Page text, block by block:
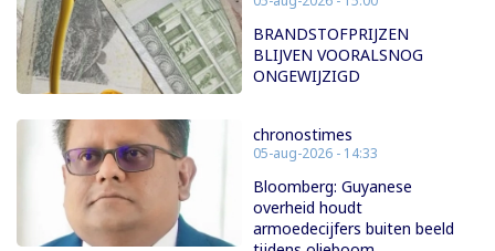
BRANDSTOFPRIJZEN
BLIJVEN VOORALSNOG
ONGEWIJZIGD
chronostimes
05-aug-2026 - 14:33
Bloomberg: Guyanese
overheid houdt
armoedecijfers buiten beeld